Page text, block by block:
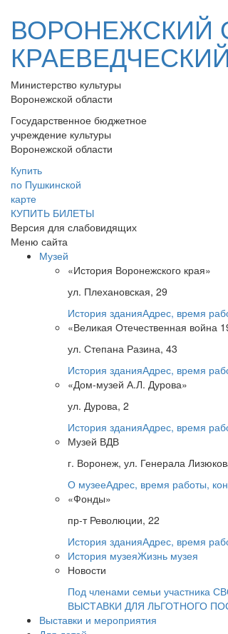
ВОРОНЕЖСКИЙ
Министерство культуры
Воронежской области
Государственное бюджетное
учреждение культуры
Воронежской области
Купить
по Пушкинской
карте
КУПИТЬ БИЛЕТЫ
Версия для слабовидящих
Меню сайта
Музей
«История Воронежского края»
ул. Плехановская, 29
История зданияАдрес, время
«Великая Отечественная война
ул. Степана Разина, 43
История зданияАдрес, время
«Дом-музей А.Л. Дурова»
ул. Дурова, 2
История зданияАдрес, время
Музей ВДВ
г. Воронеж, ул. Генерала
О музееАдрес, время работы,
«Фонды»
пр-т Революции, 22
История зданияАдрес, время
История музеяЖизнь музея
Новости
Под членами семьи участника
ВЫСТАВКИ ДЛЯ ЛЬГОТНОГО
Выставки и мероприятия